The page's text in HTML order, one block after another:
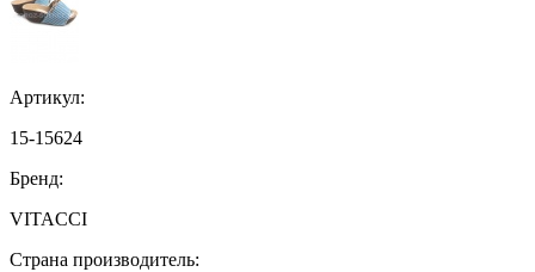
Артикул:
15-15624
Бренд:
VITACCI
Страна производитель: